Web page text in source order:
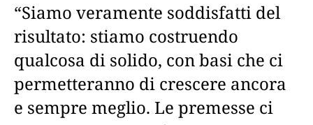
“Siamo veramente soddisfatti del
risultato: stiamo costruendo
qualcosa di solido, con basi che ci
permetteranno di crescere ancora
e sempre meglio. Le premesse ci